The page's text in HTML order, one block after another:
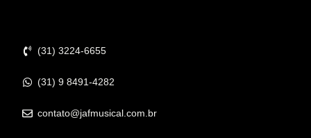
(31) 3224-6655
(31) 9 8491-4282
contato@jafmusical.com.br